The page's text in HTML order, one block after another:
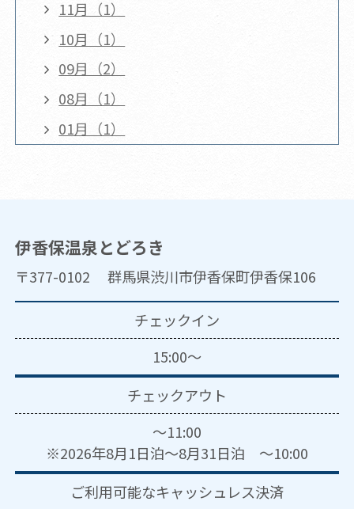
11月（1）
10月（1）
09月（2）
08月（1）
01月（1）
伊香保温泉とどろき
〒377-0102 群馬県渋川市伊香保町伊香保106
チェックイン
15:00～
チェックアウト
～11:00
※2026年8月1日泊～8月31日泊 ～10:00
ご利用可能なキャッシュレス決済